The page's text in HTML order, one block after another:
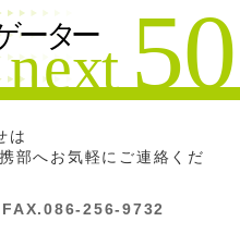
は
部へお気軽にご連絡くだ
FAX.086-256-9732
検索
検索する